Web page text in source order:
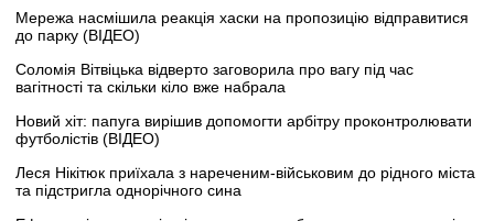
Мережа насмішила реакція хаски на пропозицію відправитися
до парку (ВІДЕО)
Соломія Вітвіцька відверто заговорила про вагу під час
вагітності та скільки кіло вже набрала
Новий хіт: папуга вирішив допомогти арбітру проконтролювати
футболістів (ВІДЕО)
Леся Нікітюк приїхала з нареченим-військовим до рідного міста
та підстригла однорічного сина